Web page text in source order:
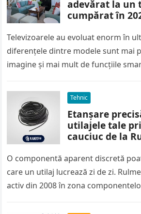
adevărat la un
cumpărat în
Televizoarele au evoluat enorm în
diferențele dintre modele sunt mai
imagine și mai mult de funcțiile
Tehnic
Etanșare
utilajele tale
cauciuc de la
O componentă aparent discretă
care un utilaj lucrează zi de zi.
activ din 2008 în zona